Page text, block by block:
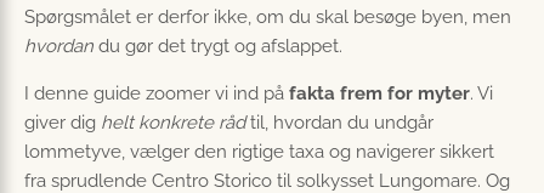
Spørgsmålet er derfor ikke, om du skal besøge byen, men
hvordan du gør det trygt og afslappet.
I denne guide zoomer vi ind på fakta frem for myter. Vi
giver dig helt konkrete rådtil, hvordan du undgår
lommetyve, vælger den rigtige taxa og navigerer sikkert
fra sprudlende Centro Storico til solkysset Lungomare. Og